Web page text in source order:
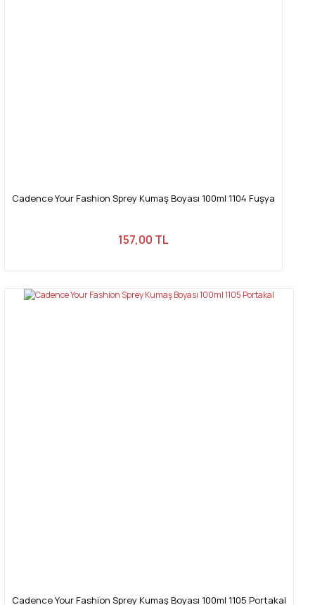
Cadence Your Fashion Sprey Kumaş Boyası 100ml 1104 Fuşya
157,00 TL
Cadence Your Fashion Sprey Kumaş Boyası 100ml 1105 Portakal